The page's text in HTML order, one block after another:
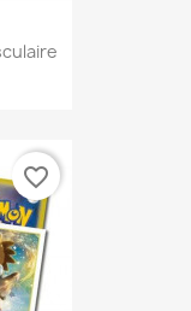
favorite_border